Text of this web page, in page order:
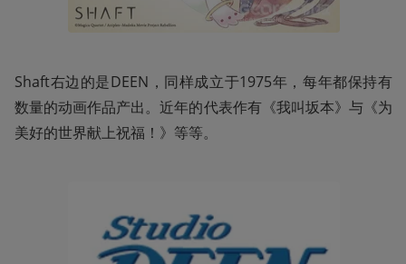
Shaft右边的是DEEN，同样成立于1975年，每年都保持有
数量的动画作品产出。近年的代表作有《我叫坂本》与《为
美好的世界献上祝福！》等等。